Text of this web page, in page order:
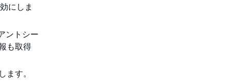
にしま
ントシー
も取得
す。